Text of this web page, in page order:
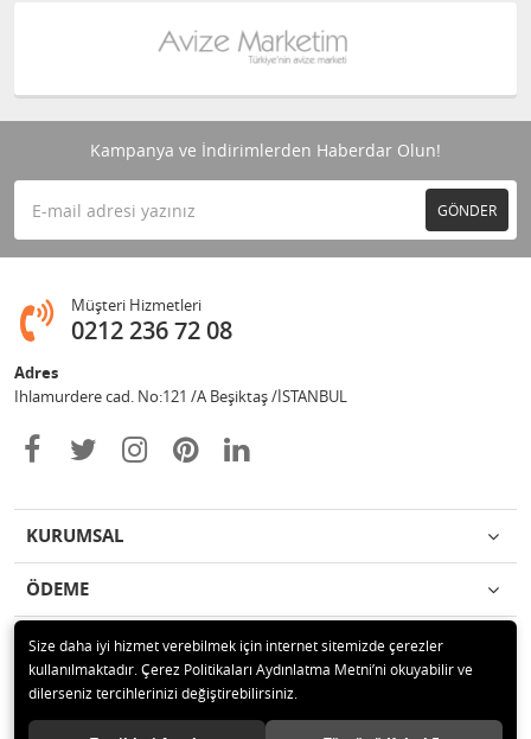
Kampanya ve İndirimlerden Haberdar Olun!
GÖNDER
Müşteri Hizmetleri
0212 236 72 08
Adres
Ihlamurdere cad. No:121 /A Beşiktaş /İSTANBUL
KURUMSAL
ÖDEME
İLETİŞİM
© 2020 Avize Marketim Tüm hakları saklıdır.
Size daha iyi hizmet verebilmek için internet sitemizde çerezler
kullanılmaktadır. Çerez Politikaları Aydınlatma Metni’ni okuyabilir ve
dilerseniz tercihlerinizi değiştirebilirsiniz.